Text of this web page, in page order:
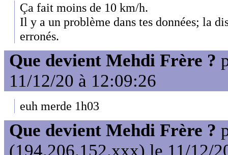
Ça fait moins de 10 km/h.
Il y a un problème dans tes données; la
erronés.
Que devient Mehdi Frère ?
11/12/20 à 12:09:26
euh merde 1h03
Que devient Mehdi Frère ?
(194.206.152.xxx) le 11/12/